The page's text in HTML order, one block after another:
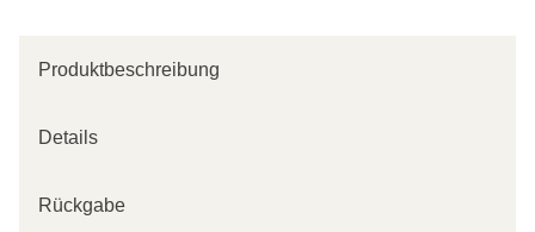
Produktbeschreibung
Details
Rückgabe